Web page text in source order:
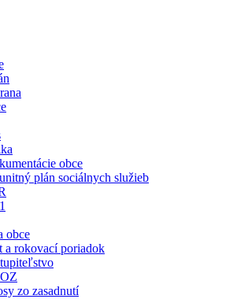
obce
plán sociálnych služieb
obce
a rokovací poriadok
zo zasadnutí